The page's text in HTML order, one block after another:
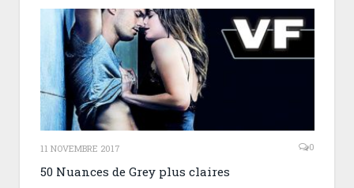
11 NOVEMBRE 2017 0
50 Nuances de Grey plus claires